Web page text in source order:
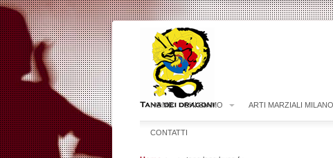
HOME CHI SIAMO ARTI MARZIALI MILANO
CONTATTI